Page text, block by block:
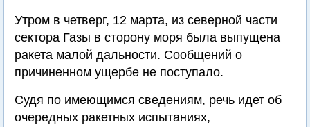
Утром в четверг, 12 марта, из северной части
сектора Газы в сторону моря была выпущена
ракета малой дальности. Сообщений о
причиненном ущербе не поступало.
Судя по имеющимся сведениям, речь идет об
очередных ракетных испытаниях,